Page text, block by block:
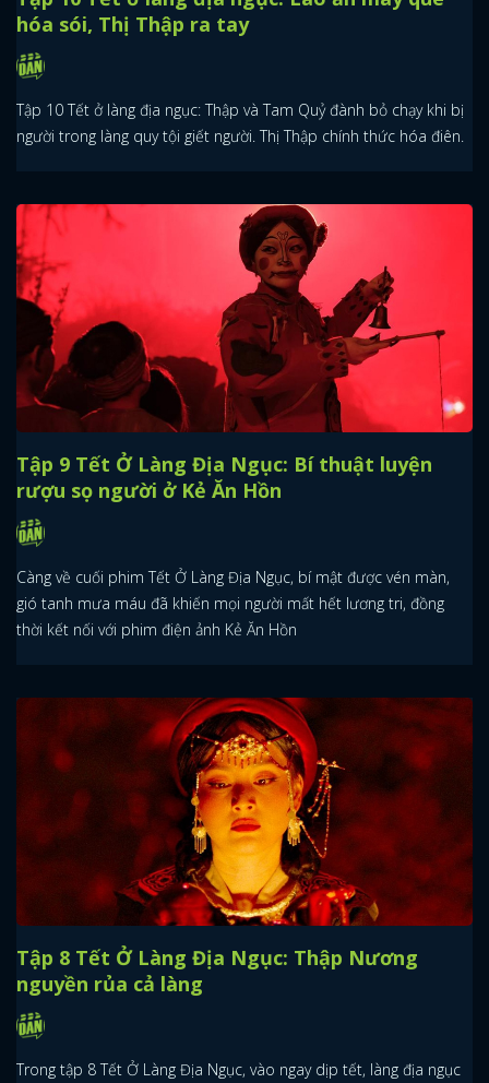
hóa sói, Thị Thập ra tay
Tập 10 Tết ở làng địa ngục: Thập và Tam Quỷ đành bỏ chạy khi bị
người trong làng quy tội giết người. Thị Thập chính thức hóa điên.
Tập 9 Tết Ở Làng Địa Ngục: Bí thuật luyện
rượu sọ người ở Kẻ Ăn Hồn
Càng về cuối phim Tết Ở Làng Địa Ngục, bí mật được vén màn,
gió tanh mưa máu đã khiến mọi người mất hết lương tri, đồng
thời kết nối với phim điện ảnh Kẻ Ăn Hồn
Tập 8 Tết Ở Làng Địa Ngục: Thập Nương
nguyền rủa cả làng
Trong tập 8 Tết Ở Làng Địa Ngục, vào ngay dịp tết, làng địa ngục